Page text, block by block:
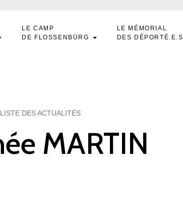
LE CAMP
DE FLOSSENBÜRG
LE MÉMORIAL
DES DÉPORTÉ.E.S
DES ACTUALITÉS
MARTIN